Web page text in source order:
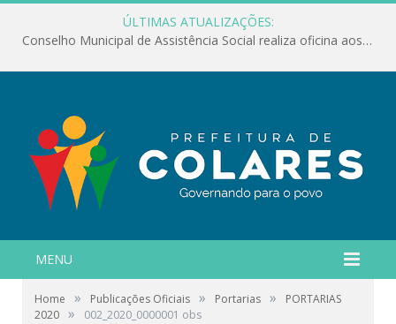
ÚLTIMAS ATUALIZAÇÕES:
Conselho Municipal de Assistência Social realiza oficina aos servidores
MENU
Home » Publicações Oficiais » Portarias »
PORTARIAS
2020 » 002_2020_0000001 obs